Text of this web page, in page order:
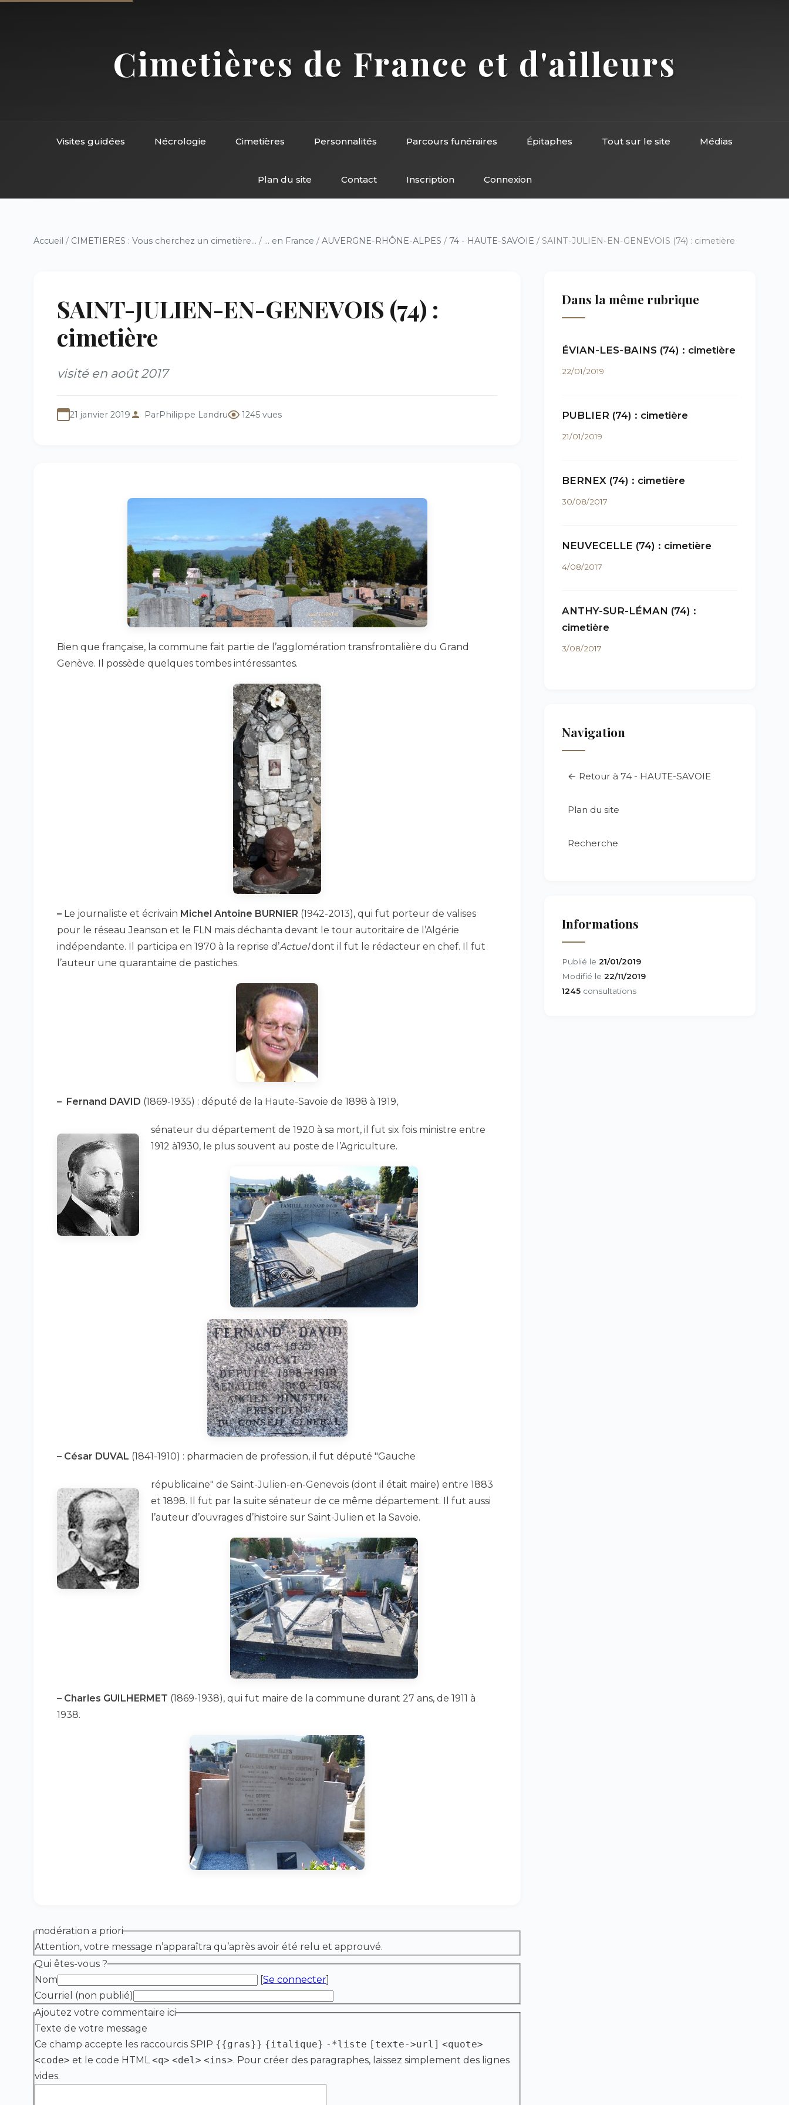
Cimetières de France et d'ailleurs
Visites guidées Nécrologie Cimetières Personnalités Parcours funéraires Épitaphes Tout sur le site Médias
Plan du site Contact Inscription Connexion
Accueil / CIMETIERES : Vous cherchez un cimetière... / ... en France / AUVERGNE-RHÔNE-ALPES / 74 - HAUTE-SAVOIE / SAINT-JULIEN-EN-GENEVOIS (74) : cimetière
SAINT-JULIEN-EN-GENEVOIS (74) :
cimetière
visité en août 2017
21 janvier 2019 ParPhilippe Landru 1245 vues
Bien que française, la commune fait partie de l’agglomération transfrontalière du Grand
Genève. Il possède quelques tombes intéressantes.
– Le journaliste et écrivain Michel Antoine BURNIER (1942-2013), qui fut porteur de valises
pour le réseau Jeanson et le FLN mais déchanta devant le tour autoritaire de l’Algérie
indépendante. Il participa en 1970 à la reprise d’Actueldont il fut le rédacteur en chef. Il fut
l’auteur une quarantaine de pastiches.
– Fernand DAVID (1869-1935) : député de la Haute-Savoie de 1898 à 1919,
sénateur du département de 1920 à sa mort, il fut six fois ministre entre
1912 à1930, le plus souvent au poste de l’Agriculture.
– César DUVAL (1841-1910) : pharmacien de profession, il fut député "Gauche
républicaine" de Saint-Julien-en-Genevois (dont il était maire) entre 1883
et 1898. Il fut par la suite sénateur de ce même département. Il fut aussi
l’auteur d’ouvrages d’histoire sur Saint-Julien et la Savoie.
– Charles GUILHERMET (1869-1938), qui fut maire de la commune durant 27 ans, de 1911 à
1938.
modération a priori
Attention, votre message n’apparaîtra qu’après avoir été relu et approuvé.
Qui êtes-vous ?
Nom
[Se connecter]
Courriel (non publié)
Ajoutez votre commentaire ici
Texte de votre message
Ce champ accepte les raccourcis SPIP {{gras}} {italique} -*liste [texte->url] <quote>
<code> et le code HTML<q> <del> <ins>. Pour créer des paragraphes, laissez simplement des lignes
vides.
Dans la même rubrique
ÉVIAN-LES-BAINS (74) : cimetière
22/01/2019
PUBLIER (74) : cimetière
21/01/2019
BERNEX (74) : cimetière
30/08/2017
NEUVECELLE (74) : cimetière
4/08/2017
ANTHY-SUR-LÉMAN (74) :
cimetière
3/08/2017
Navigation
← Retour à 74 - HAUTE-SAVOIE
Plan du site
Recherche
Informations
Publié le 21/01/2019
Modifié le 22/11/2019
1245 consultations